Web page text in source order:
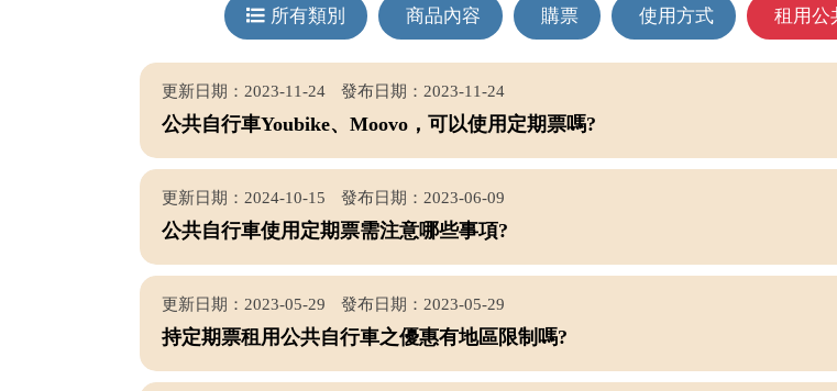
所有類別 商品內容 購票 使用方式 租用公
更新日期：2023-11-24 發布日期：2023-11-24
公共自行車Youbike、Moovo，可以使用定期票嗎?
更新日期：2024-10-15 發布日期：2023-06-09
公共自行車使用定期票需注意哪些事項?
更新日期：2023-05-29 發布日期：2023-05-29
持定期票租用公共自行車之優惠有地區限制嗎?